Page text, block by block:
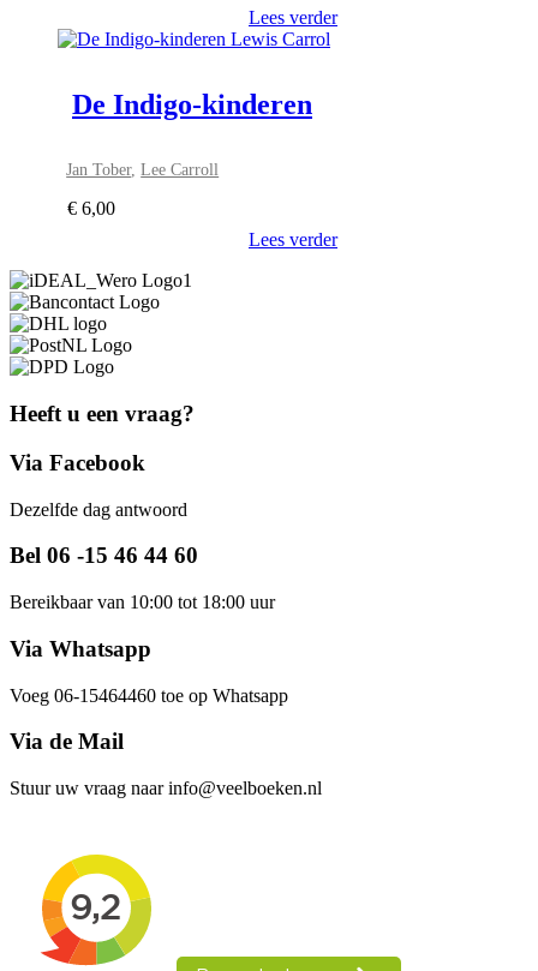
Lees verder
De Indigo-kinderen
Jan Tober,Lee Carroll
€ 6,00
Lees verder
Heeft u een vraag?
Via Facebook
Dezelfde dag antwoord
Bel 06 -15 46 44 60
Bereikbaar van 10:00 tot 18:00 uur
Via Whatsapp
Voeg 06-15464460 toe op Whatsapp
Via de Mail
Stuur uw vraag naar info@veelboeken.nl